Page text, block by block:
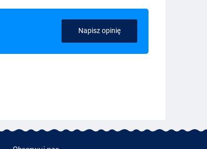
Napisz opinię